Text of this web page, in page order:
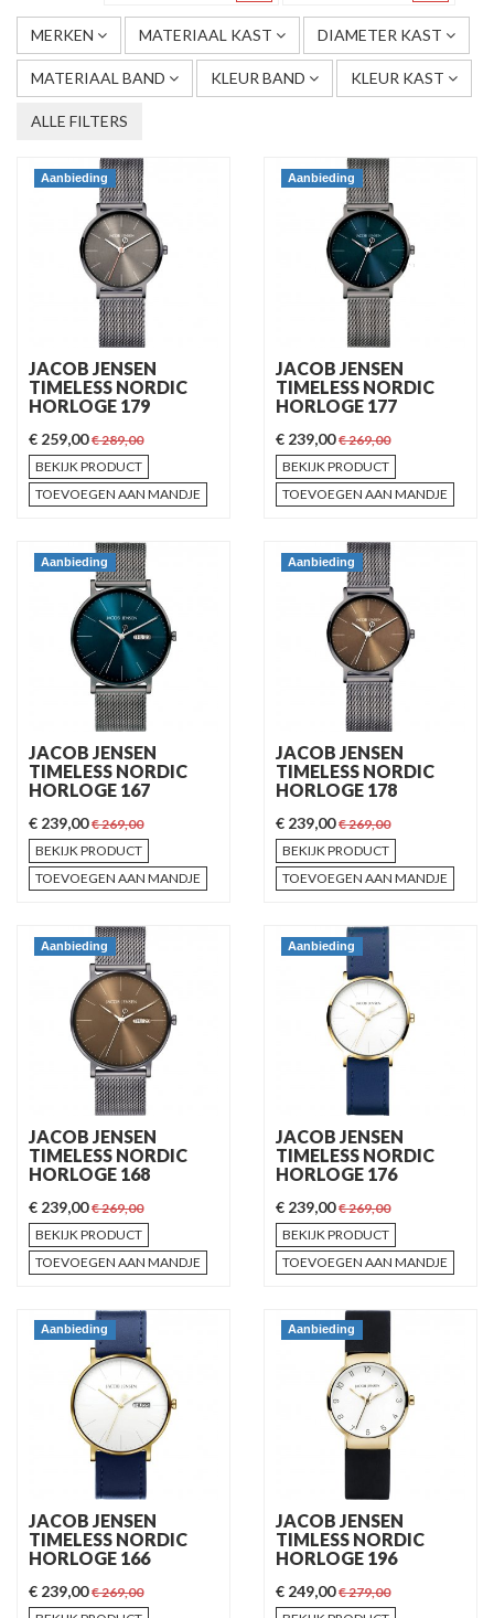
MERKEN MATERIAAL KAST DIAMETER KAST
MATERIAAL BAND KLEUR BAND KLEUR KAST
ALLE FILTERS
Aanbieding
JACOB JENSEN
TIMELESS NORDIC
HORLOGE 179
€ 259,00€ 289,00
BEKIJK PRODUCT
TOEVOEGEN AAN MANDJE
Aanbieding
JACOB JENSEN
TIMELESS NORDIC
HORLOGE 177
€ 239,00€ 269,00
BEKIJK PRODUCT
TOEVOEGEN AAN MANDJE
Aanbieding
JACOB JENSEN
TIMELESS NORDIC
HORLOGE 167
€ 239,00€ 269,00
BEKIJK PRODUCT
TOEVOEGEN AAN MANDJE
Aanbieding
JACOB JENSEN
TIMELESS NORDIC
HORLOGE 178
€ 239,00€ 269,00
BEKIJK PRODUCT
TOEVOEGEN AAN MANDJE
Aanbieding
JACOB JENSEN
TIMELESS NORDIC
HORLOGE 168
€ 239,00€ 269,00
BEKIJK PRODUCT
TOEVOEGEN AAN MANDJE
Aanbieding
JACOB JENSEN
TIMELESS NORDIC
HORLOGE 176
€ 239,00€ 269,00
BEKIJK PRODUCT
TOEVOEGEN AAN MANDJE
Aanbieding
JACOB JENSEN
TIMELESS NORDIC
HORLOGE 166
€ 239,00€ 269,00
Aanbieding
JACOB JENSEN
TIMLESS NORDIC
HORLOGE 196
€ 249,00€ 279,00